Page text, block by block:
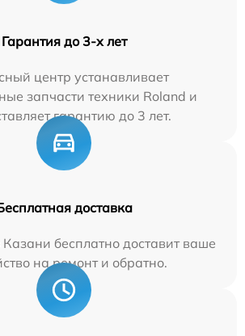
Гарантия до 3-х лет
центр устанавливает
запчасти техники Roland и
гарантию до 3 лет.
доставка
бесплатно доставит ваше
на ремонт и обратно.